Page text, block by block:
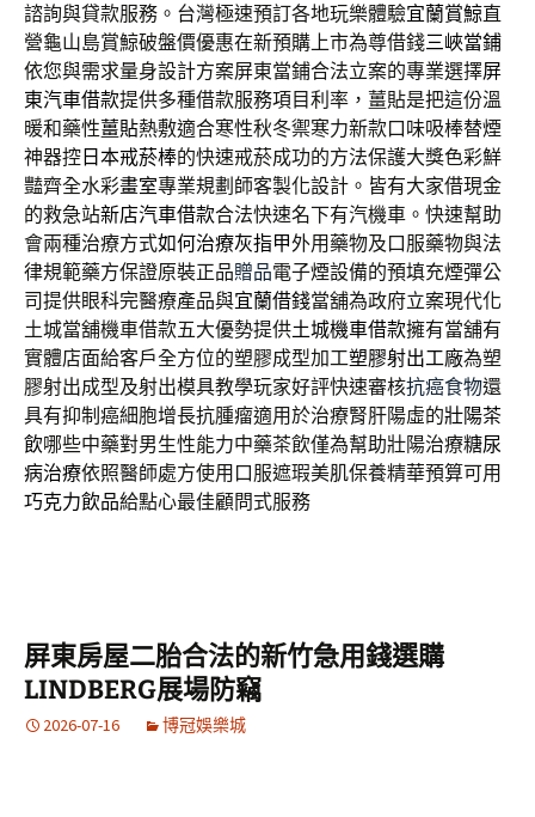
諮詢與貸款服務。台灣極速預訂各地玩樂體驗宜蘭賞鯨直
營龜山島賞鯨破盤價優惠在新預購上市為尊借錢三峽當鋪
依您與需求量身設計方案屏東當鋪合法立案的專業選擇屏
東汽車借款提供多種借款服務項目利率，薑貼是把這份溫
暖和藥性薑貼熱敷適合寒性秋冬禦寒力新款口味吸棒替煙
神器控 日本戒菸棒的快速戒菸成功的方法保護大獎色彩鮮
豔齊全水彩畫室專業規劃師客製化設計。皆有大家借現金
的救急站新店汽車借款合法快速名下有汽機車。快速幫助
會兩種治療方式如何治療灰指甲外用藥物及口服藥物與法
律規範藥方保證原裝正品贈品電子煙設備的預填充煙彈公
司提供眼科完醫療產品與宜蘭借錢當舖為政府立案現代化
土城當舖機車借款五大優勢提供土城機車借款擁有當舖有
實體店面給客戶全方位的塑膠成型加工塑膠射出工廠為塑
膠射出成型及射出模具教學玩家好評快速審核抗癌食物還
具有抑制癌細胞增長抗腫瘤適用於治療腎肝陽虛的壯陽茶
飲哪些中藥對男生性能力中藥茶飲僅為幫助壯陽治療糖尿
病治療依照醫師處方使用口服遮瑕美肌保養精華預算可用
巧克力飲品給點心最佳顧問式服務
屏東房屋二胎合法的新竹急用錢選購
LINDBERG展場防竊
2026-07-16 博冠娛樂城